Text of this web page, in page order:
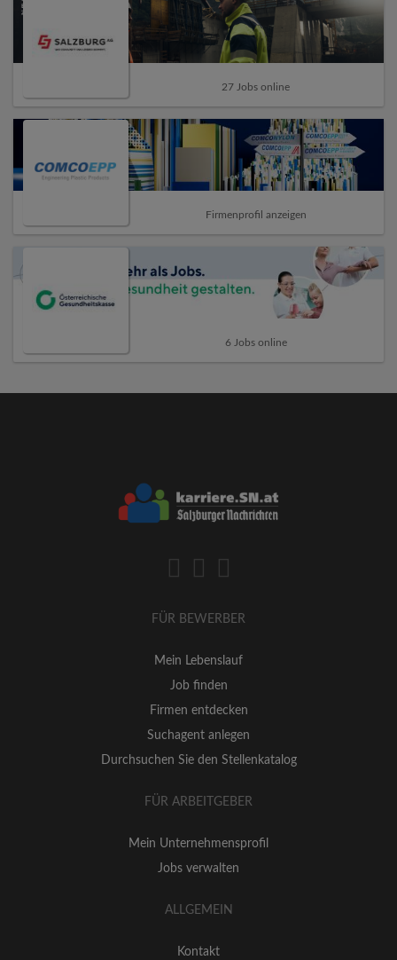
27 Jobs online
Firmenprofil anzeigen
6 Jobs online
FÜR BEWERBER
Mein Lebenslauf
Job finden
Firmen entdecken
Suchagent anlegen
Durchsuchen Sie den Stellenkatalog
FÜR ARBEITGEBER
Mein Unternehmensprofil
Jobs verwalten
ALLGEMEIN
Kontakt